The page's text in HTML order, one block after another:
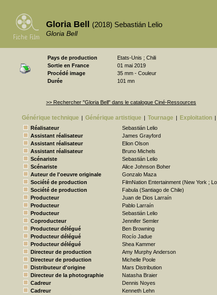
Gloria Bell (2018) Sebastián Lelio
Gloria Bell
Pays de production
Etats-Unis ; Chili
Sortie en France
01 mai 2019
Procédé image
35 mm - Couleur
Durée
101 mn
>> Rechercher "Gloria Bell" dans le catalogue Ciné-Ressources
Générique technique | Générique artistique | Tournage | Exploitation |
Réalisateur
Sebastián Lelio
Assistant réalisateur
James Grayford
Assistant réalisateur
Elion Olson
Assistant réalisateur
Bruno Michels
Scénariste
Sebastián Lelio
Scénariste
Alice Johnson Boher
Auteur de l'oeuvre originale
Gonzalo Maza
Société de production
FilmNation Entertainment (New York ;
Société de production
Fabula (Santiago de Chile)
Producteur
Juan de Dios Larraín
Producteur
Pablo Larraín
Producteur
Sebastián Lelio
Coproducteur
Jennifer Semler
Producteur délégué
Ben Browning
Producteur délégué
Rocío Jadue
Producteur délégué
Shea Kammer
Directeur de production
Amy Murphy Anderson
Directeur de production
Michelle Poole
Distributeur d'origine
Mars Distribution
Directeur de la photographie
Natasha Braier
Cadreur
Dennis Noyes
Cadreur
Kenneth Lehn